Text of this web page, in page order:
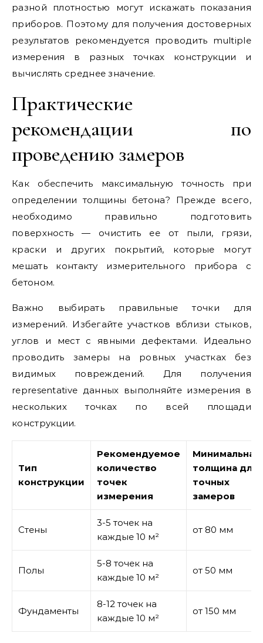
разной плотностью могут искажать показания
приборов. Поэтому для получения достоверных
результатов рекомендуется проводить multiple
измерения в разных точках конструкции и
вычислять среднее значение.
Практические
рекомендации по
проведению замеров
Как обеспечить максимальную точность при
определении толщины бетона? Прежде всего,
необходимо правильно подготовить
поверхность — очистить ее от пыли, грязи,
краски и других покрытий, которые могут
мешать контакту измерительного прибора с
бетоном.
Важно выбирать правильные точки для
измерений. Избегайте участков вблизи стыков,
углов и мест с явными дефектами. Идеально
проводить замеры на ровных участках без
видимых повреждений. Для получения
representative данных выполняйте измерения в
нескольких точках по всей площади
конструкции.
Тип
конструкции
Рекомендуемое
количество
точек
измерения
Минимальная
толщина для
точных
замеров
Стены
3-5 точек на
каждые 10 м²
от 80 мм
Полы
5-8 точек на
каждые 10 м²
от 50 мм
Фундаменты
8-12 точек на
каждые 10 м²
от 150 мм